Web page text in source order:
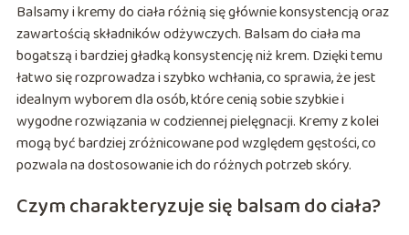
Balsamy i kremy do ciała różnią się głównie konsystencją oraz
zawartością składników odżywczych. Balsam do ciała ma
bogatszą i bardziej gładką konsystencję niż krem. Dzięki temu
łatwo się rozprowadza i szybko wchłania, co sprawia, że jest
idealnym wyborem dla osób, które cenią sobie szybkie i
wygodne rozwiązania w codziennej pielęgnacji. Kremy z kolei
mogą być bardziej zróżnicowane pod względem gęstości, co
pozwala na dostosowanie ich do różnych potrzeb skóry.
Czym charakteryzuje się balsam do ciała?